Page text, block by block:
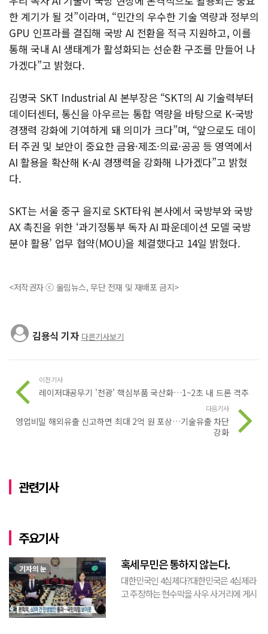
한 계기가 될 것”이라며, “민간의 우수한 기술 역량과 정부의
GPU 인프라를 결집해 국방 AI 전환을 적극 지원하고, 이를
통해 국내 AI 생태계가 활성화되는 선순환 구조를 만들어 나
가겠다”고 밝혔다.
김명국 SKT Industrial AI 본부장은 “SKT의 AI 기술력부터
데이터센터, 통신을 아우르는 통합 역량을 바탕으로 K-국방
경쟁력 강화에 기여하게 돼 의미가 크다”며, “앞으로도 데이
터 주권 및 보안이 중요한 금융·제조·의료·공공 등 영역에서
AI 활용을 확산해 K-AI 경쟁력을 강화해 나가겠다”고 밝혔
다.
SKT는 서울 중구 을지로 SKT타워 본사에서 국방부와 국방
AX 촉진을 위한 ‘과기정통부 독자 AI 파운데이션 모델 국방
분야 활용’ 업무 협약(MOU)을 체결했다고 14일 밝혔다.
<저작권자 ⓒ 울림뉴스, 무단 전재 및 재배포 금지>
김용식 기자 다른기사보기
이전기사
레이저대공무기 '천광' 핵심부품 국산화…1~2초 내 드론 격추
다음기사
영업비밀 해외유출 신고하면 최대 2억 원 포상…기술유출 차단
강화
관련기사
주요기사
기자의 눈 혹세무민은 통하지 않는다.
대한민국인 4심제다?대한민국은 4심제라
고 주장하는 현수막을 사우 사거리에 게시